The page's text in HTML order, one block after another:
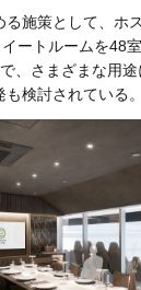
施策として、ホ
ートルームを48
、さまざまな用途
検討されている。